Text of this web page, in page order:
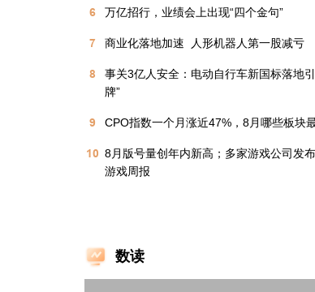
6 万亿招行，业绩会上出现“四个金句”
7 商业化落地加速  人形机器人第一股减亏
8
事关3亿人安全：电动自行车新国标落地
牌”
9 CPO指数一个月涨近47%，8月哪些板块
10 8月版号量创年内新高；多家游戏公司发
游戏周报
数读